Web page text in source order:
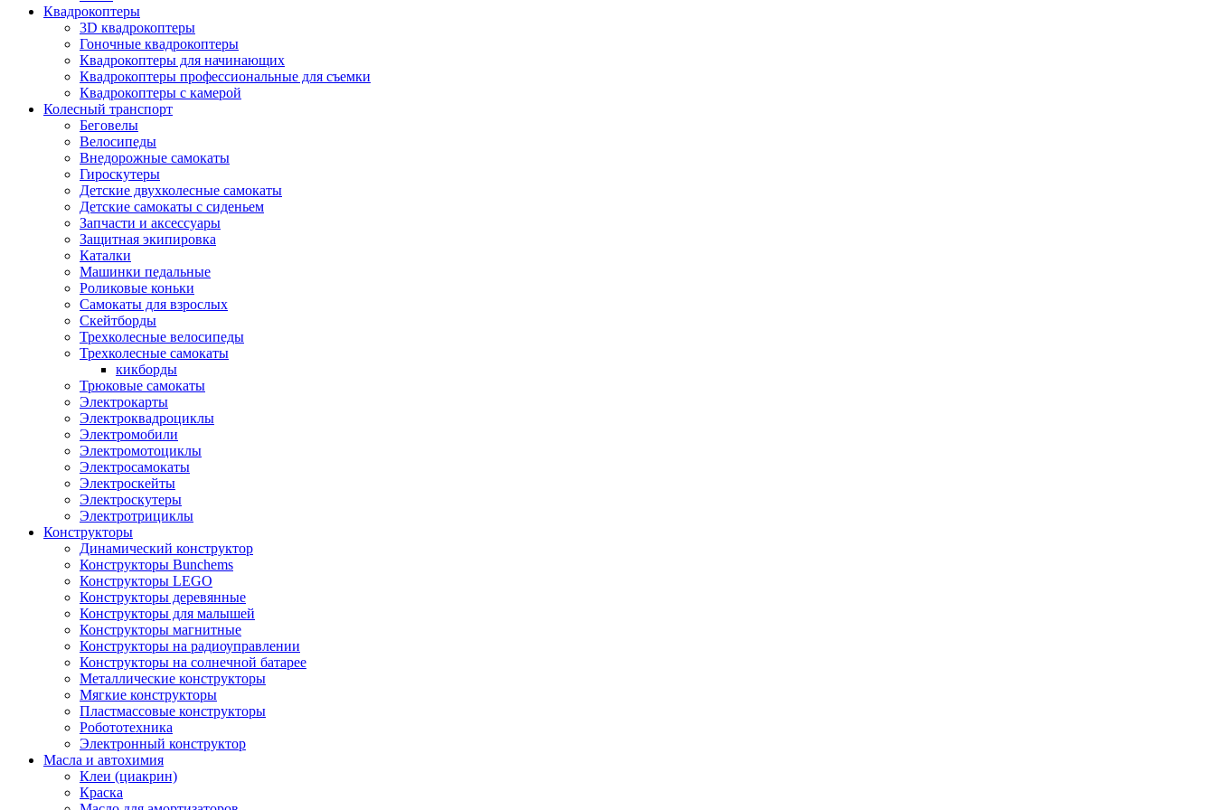
Квадрокоптеры
3D квадрокоптеры
Гоночные квадрокоптеры
Квадрокоптеры для начинающих
Квадрокоптеры профессиональные для съемки
Квадрокоптеры с камерой
Колесный транспорт
Беговелы
Велосипеды
Внедорожные самокаты
Гироскутеры
Детские двухколесные самокаты
Детские самокаты с сиденьем
Запчасти и аксессуары
Защитная экипировка
Каталки
Машинки педальные
Роликовые коньки
Самокаты для взрослых
Скейтборды
Трехколесные велосипеды
Трехколесные самокаты
кикборды
Трюковые самокаты
Электрокарты
Электроквадроциклы
Электромобили
Электромотоциклы
Электросамокаты
Электроскейты
Электроскутеры
Электротрициклы
Конструкторы
Динамический конструктор
Конструкторы Bunchems
Конструкторы LEGO
Конструкторы деревянные
Конструкторы для малышей
Конструкторы магнитные
Конструкторы на радиоуправлении
Конструкторы на солнечной батарее
Металлические конструкторы
Мягкие конструкторы
Пластмассовые конструкторы
Робототехника
Электронный конструктор
Масла и автохимия
Клеи (циакрин)
Краска